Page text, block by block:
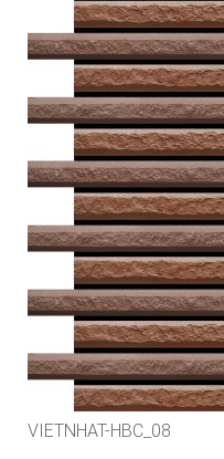
VIETNHAT-HBC_08